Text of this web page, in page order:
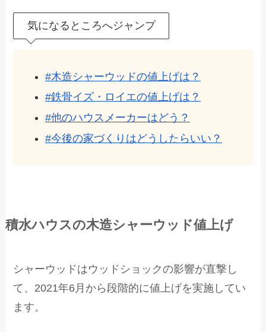
気になるところへジャンプ
#木造シャーウッドの値上げは？
#鉄骨イズ・ロイエの値上げは？
#他のハウスメーカーはどう？
#今後の家づくりはどうしたらいい？
積水ハウスの木造シャーウッド値上げ
シャーウッドはウッドショックの影響が直撃し
て、2021年6月から段階的に値上げを実施してい
ます。